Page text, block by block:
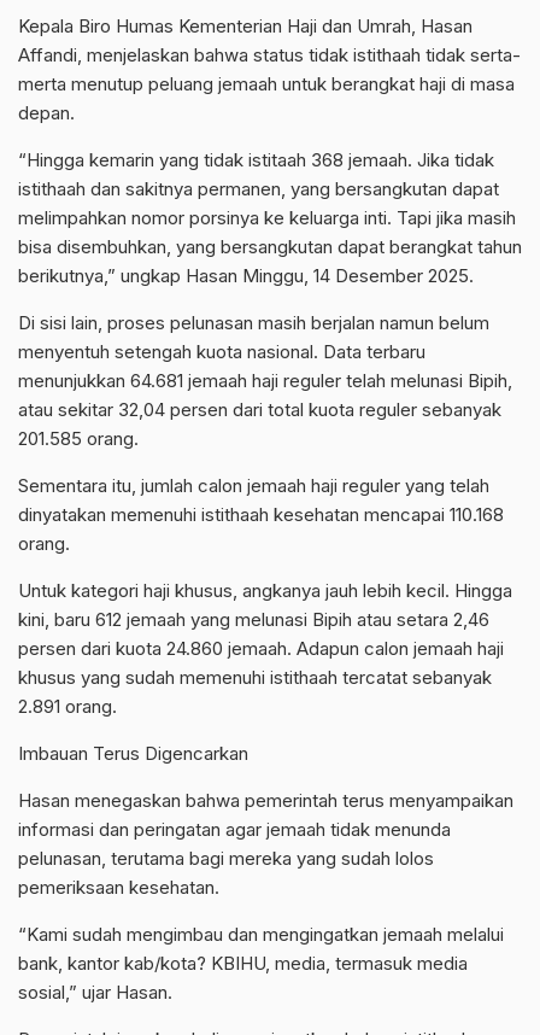
Kepala Biro Humas Kementerian Haji dan Umrah, Hasan
Affandi, menjelaskan bahwa status tidak istithaah tidak serta-
merta menutup peluang jemaah untuk berangkat haji di masa
depan.
“Hingga kemarin yang tidak istitaah 368 jemaah. Jika tidak
istithaah dan sakitnya permanen, yang bersangkutan dapat
melimpahkan nomor porsinya ke keluarga inti. Tapi jika masih
bisa disembuhkan, yang bersangkutan dapat berangkat tahun
berikutnya,” ungkap Hasan Minggu, 14 Desember 2025.
Di sisi lain, proses pelunasan masih berjalan namun belum
menyentuh setengah kuota nasional. Data terbaru
menunjukkan 64.681 jemaah haji reguler telah melunasi Bipih,
atau sekitar 32,04 persen dari total kuota reguler sebanyak
201.585 orang.
Sementara itu, jumlah calon jemaah haji reguler yang telah
dinyatakan memenuhi istithaah kesehatan mencapai 110.168
orang.
Untuk kategori haji khusus, angkanya jauh lebih kecil. Hingga
kini, baru 612 jemaah yang melunasi Bipih atau setara 2,46
persen dari kuota 24.860 jemaah. Adapun calon jemaah haji
khusus yang sudah memenuhi istithaah tercatat sebanyak
2.891 orang.
Imbauan Terus Digencarkan
Hasan menegaskan bahwa pemerintah terus menyampaikan
informasi dan peringatan agar jemaah tidak menunda
pelunasan, terutama bagi mereka yang sudah lolos
pemeriksaan kesehatan.
“Kami sudah mengimbau dan mengingatkan jemaah melalui
bank, kantor kab/kota? KBIHU, media, termasuk media
sosial,” ujar Hasan.